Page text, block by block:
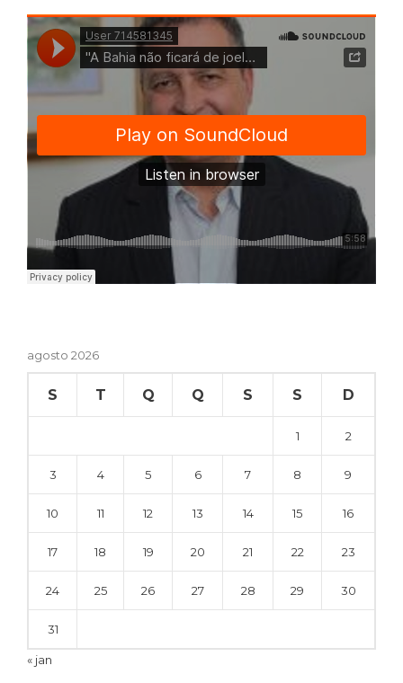
agosto 2026
S T Q Q S S D
1 2
3 4 5 6 7 8 9
10 11 12 13 14 15 16
17 18 19 20 21 22 23
24 25 26 27 28 29 30
31
« jan